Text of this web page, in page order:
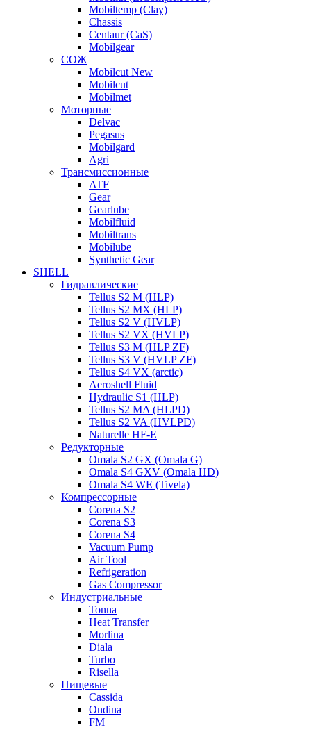
Mobiltemp (Clay)
Chassis
Centaur (CaS)
Mobilgear
СОЖ
Mobilcut New
Mobilcut
Mobilmet
Моторные
Delvac
Pegasus
Mobilgard
Agri
Трансмиссионные
ATF
Gear
Gearlube
Mobilfluid
Mobiltrans
Mobilube
Synthetic Gear
SHELL
Гидравлические
Tellus S2 M (HLP)
Tellus S2 MХ (HLP)
Tellus S2 V (HVLP)
Tellus S2 VX (HVLP)
Tellus S3 M (HLP ZF)
Tellus S3 V (HVLP ZF)
Tellus S4 VX (arctic)
Aeroshell Fluid
Hydraulic S1 (HLP)
Tellus S2 MA (HLPD)
Tellus S2 VA (HVLPD)
Naturelle HF-E
Редукторные
Omala S2 GX (Omala G)
Omala S4 GXV (Omala HD)
Omala S4 WE (Tivela)
Компрессорные
Corena S2
Corena S3
Corena S4
Vacuum Pump
Air Tool
Refrigeration
Gas Compressor
Индустриальные
Tonna
Heat Transfer
Morlina
Diala
Turbo
Risella
Пищевые
Cassida
Ondina
FM